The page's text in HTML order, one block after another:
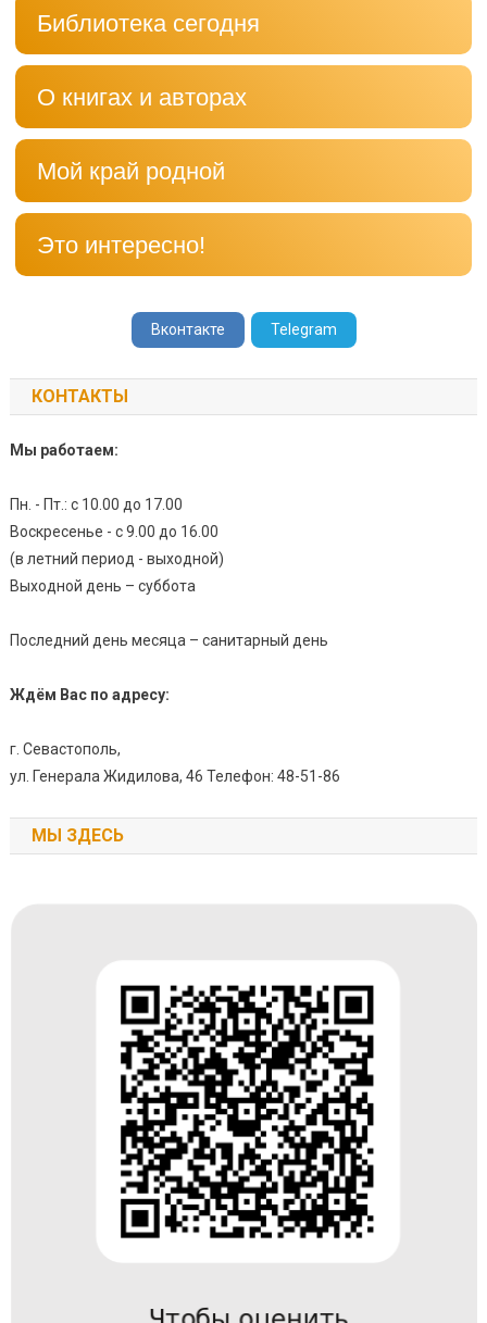
Библиотека сегодня
О книгах и авторах
Мой край родной
Это интересно!
Вконтакте Telegram
КОНТАКТЫ
Мы работаем:
Пн. - Пт.: с 10.00 до 17.00
Воскресенье - с 9.00 до 16.00
(в летний период - выходной)
Выходной день – суббота
Последний день месяца – санитарный день
Ждём Вас по адресу:
г. Севастополь,
ул. Генерала Жидилова, 46 Телефон: 48-51-86
МЫ ЗДЕСЬ